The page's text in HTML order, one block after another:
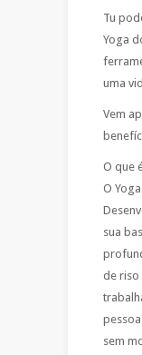
Tu
Yoga
uma
Vem
O que
O
sua
de riso
sem